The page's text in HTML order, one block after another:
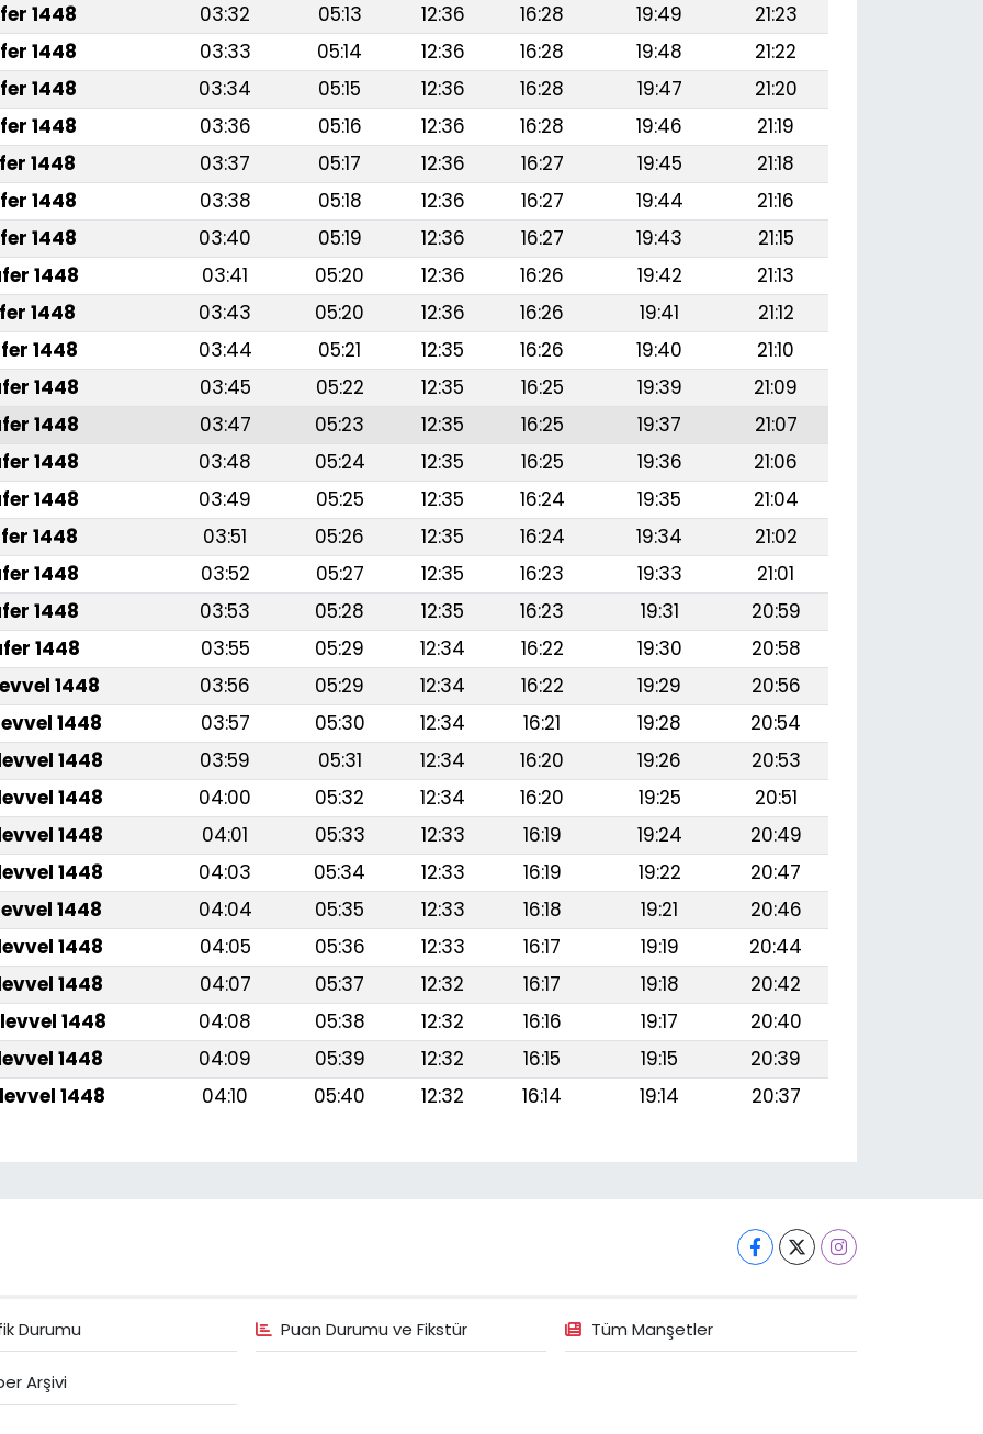
1448 03:32 05:13 12:36 16:28 19:49
21:23
1448 03:33 05:14 12:36 16:28 19:48
21:22
1448 03:34 05:15 12:36 16:28 19:47
21:20
1448 03:36 05:16 12:36 16:28 19:46
21:19
1448 03:37 05:17 12:36 16:27 19:45
21:18
1448 03:38 05:18 12:36 16:27 19:44
21:16
1448 03:40 05:19 12:36 16:27 19:43
21:15
1448 03:41 05:20 12:36 16:26 19:42
21:13
1448 03:43 05:20 12:36 16:26 19:41
21:12
1448 03:44 05:21 12:35 16:26 19:40
21:10
1448 03:45 05:22 12:35 16:25 19:39
21:09
1448 03:47 05:23 12:35 16:25 19:37
21:07
1448 03:48 05:24 12:35 16:25 19:36
21:06
1448 03:49 05:25 12:35 16:24 19:35
21:04
1448 03:51 05:26 12:35 16:24 19:34
21:02
1448 03:52 05:27 12:35 16:23 19:33
21:01
1448 03:53 05:28 12:35 16:23 19:31
20:59
1448 03:55 05:29 12:34 16:22 19:30
20:58
1448 03:56 05:29 12:34 16:22 19:29
20:56
1448 03:57 05:30 12:34 16:21 19:28
20:54
1448 03:59 05:31 12:34 16:20 19:26
20:53
1448 04:00 05:32 12:34 16:20 19:25
20:51
1448 04:01 05:33 12:33 16:19 19:24
20:49
1448 04:03 05:34 12:33 16:19 19:22
20:47
1448 04:04 05:35 12:33 16:18 19:21
20:46
1448 04:05 05:36 12:33 16:17 19:19
20:44
1448 04:07 05:37 12:32 16:17 19:18
20:42
1448 04:08 05:38 12:32 16:16 19:17
20:40
1448 04:09 05:39 12:32 16:15 19:15
20:39
1448 04:10 05:40 12:32 16:14 19:14 20:37
Durumu Puan Durumu ve Fikstür Tüm Manşetler
Arşivi